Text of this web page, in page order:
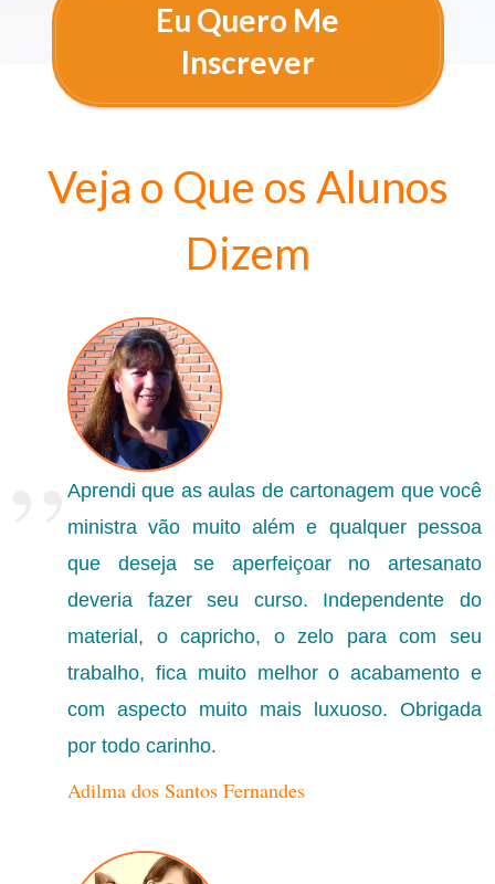
Eu Quero Me
Inscrever
Veja o Que os Alunos
Dizem
Aprendi que as aulas de cartonagem que você
ministra vão muito além e qualquer pessoa
que deseja se aperfeiçoar no artesanato
deveria fazer seu curso. Independente do
material, o capricho, o zelo para com seu
trabalho, fica muito melhor o acabamento e
com aspecto muito mais luxuoso. Obrigada
por todo carinho.
Adilma dos Santos Fernandes